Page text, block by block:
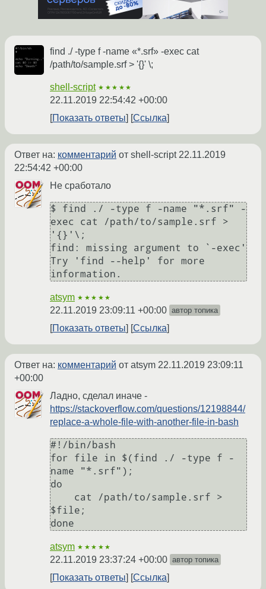
find ./ -type f -name «*.srf» -exec cat
/path/to/sample.srf > '{}' \;
shell-script ★★★★★
22.11.2019 22:54:42 +00:00
Показать ответы
Ссылка
Ответ на: комментарий от shell-script22.11.2019
22:54:42 +00:00
Не сработало
$ find ./ -type f -name "*.srf" -
exec cat /path/to/sample.srf >
'{}'\;
find: missing argument to `-exec'
Try 'find --help' for more
atsym ★★★★★
22.11.2019 23:09:11 +00:00 автор топика
Показать ответы Ссылка
Ответ на: комментарий от atsym 22.11.2019 23:09:11
+00:00
Ладно, сделал иначе -
https://stackoverflow.com/questions/12198844/
replace-a-whole-file-with-another-file-in-bash
#!/bin/bash
for file in $(find ./ -type f -
name "*.srf");
do
$file;
atsym ★★★★★
22.11.2019 23:37:24 +00:00 автор топика
Показать ответы Ссылка